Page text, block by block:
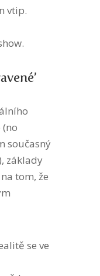
vtip.
současný
základy
tom, že
se ve